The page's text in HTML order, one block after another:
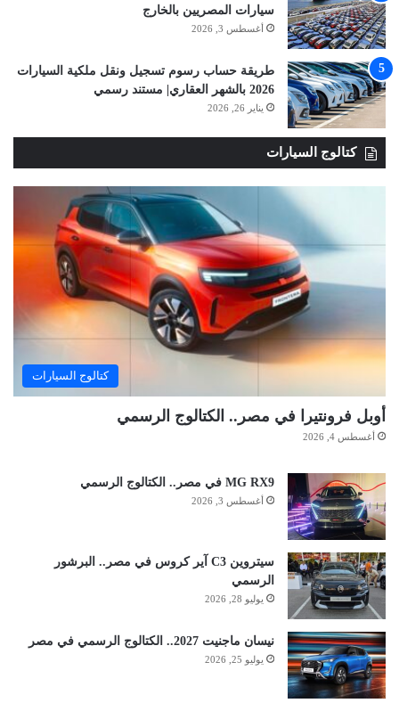
سيارات المصريين بالخارج
أغسطس 3, 2026
طريقة حساب رسوم تسجيل ونقل ملكية السيارات
2026 بالشهر العقاري| مستند رسمي
يناير 26, 2026
كتالوج السيارات
كتالوج السيارات
أوبل فرونتيرا في مصر.. الكتالوج الرسمي
أغسطس 4, 2026
MG RX9 في مصر.. الكتالوج الرسمي
أغسطس 3, 2026
سيتروين C3 آير كروس في مصر.. البرشور
الرسمي
يوليو 28, 2026
نيسان ماجنيت 2027.. الكتالوج الرسمي في مصر
يوليو 25, 2026